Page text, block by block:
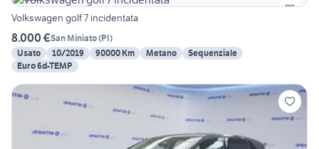
Volkswagen golf 7 incidentata
8.000 €San Miniato(PI)
Usato
10/2019 90000 Km Metano
Sequenziale
Euro 6d-TEMP